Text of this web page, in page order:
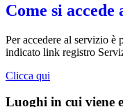
Come si accede
Per accedere al servizio
indicato link registro
Clicca qui
Luoghi in cui viene